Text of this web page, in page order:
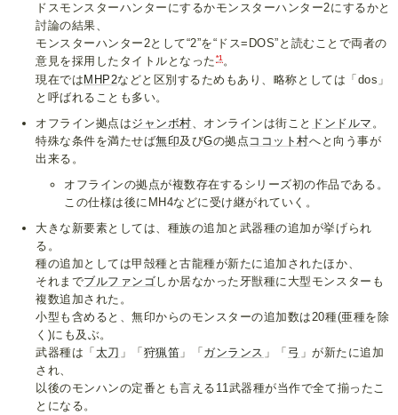
ドスモンスターハンターにするかモンスターハンター2にするかと
討論の結果、
モンスターハンター2として“2”を“ドス=DOS”と読むことで両者の
意見を採用したタイトルとなった *1。
現在ではMHP2などと区別するためもあり、略称としては「dos」
と呼ばれることも多い。
オフライン拠点はジャンボ村 、オンラインは街こと ドンドルマ 。
特殊な条件を満たせば無印及びGの拠点 ココット村へと向う事が
出来る。
オフラインの拠点が複数存在するシリーズ初の作品である。
この仕様は後にMH4などに受け継がれていく。
大きな新要素としては、種族の追加と武器種の追加が挙げられ
る。
種の追加としては甲殻種と古龍種が新たに追加されたほか、
それまでブルファンゴしか居なかった牙獣種に大型モンスターも
複数追加された。
小型も含めると、無印からのモンスターの追加数は20種(亜種を除
く)にも及ぶ。
武器種は「 太刀 」「 狩猟笛 」「 ガンランス 」「 弓 」が新たに追加
され、
以後のモンハンの定番とも言える11武器種が当作で全て揃ったこ
とになる。